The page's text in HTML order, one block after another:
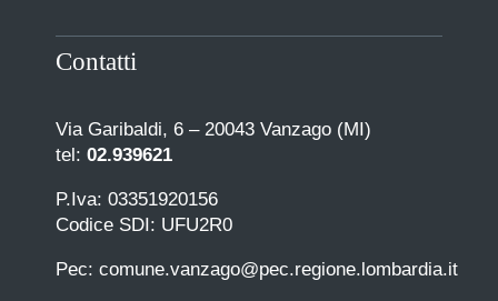
Contatti
Via Garibaldi, 6 – 20043 Vanzago (MI)
tel: 02.939621
P.Iva: 03351920156
Codice SDI: UFU2R0
Pec: comune.vanzago@pec.regione.lombardia.it